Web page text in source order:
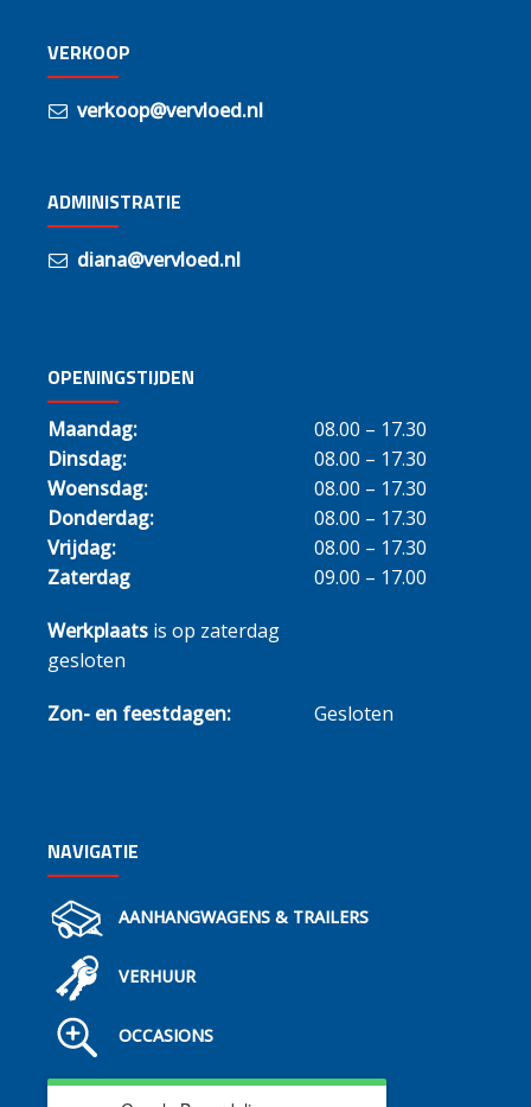
VERKOOP
verkoop@vervloed.nl
ADMINISTRATIE
diana@vervloed.nl
OPENINGSTIJDEN
Maandag:
08.00 – 17.30
Dinsdag:
08.00 – 17.30
Woensdag:
08.00 – 17.30
Donderdag:
08.00 – 17.30
Vrijdag:
08.00 – 17.30
Zaterdag
09.00 – 17.00
Werkplaats is op zaterdag
gesloten
Zon- en feestdagen: Gesloten
NAVIGATIE
AANHANGWAGENS & TRAILERS
VERHUUR
OCCASIONS